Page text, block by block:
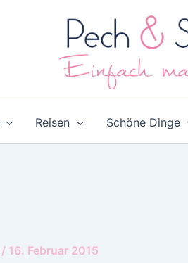
Reisen Schöne Dinge
/ 16. Februar 2015